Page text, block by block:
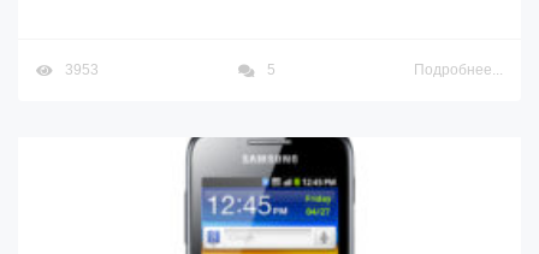
3953 5 Подробнее...